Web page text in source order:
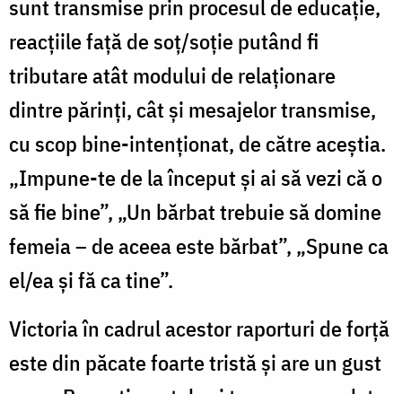
sunt transmise prin procesul de educaţie,
reacţiile faţă de soţ/soţie putând fi
tributare atât modului de relaţionare
dintre părinţi, cât şi mesajelor transmise,
cu scop bine-intenţionat, de către aceştia.
„Impune-te de la început şi ai să vezi că o
să fie bine”, „Un bărbat trebuie să domine
femeia – de aceea este bărbat”, „Spune ca
el/ea şi fă ca tine”.
Victoria în cadrul acestor raporturi de forţă
este din păcate foarte tristă şi are un gust